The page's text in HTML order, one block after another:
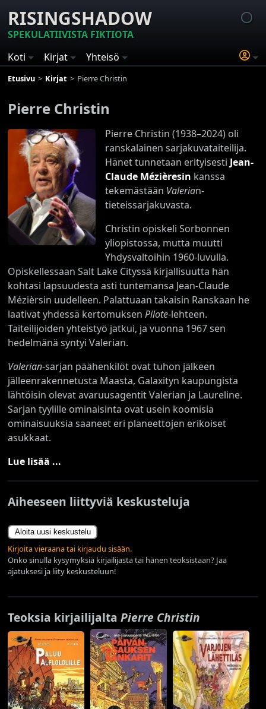
RISINGSHADOW
SPEKULATIIVISTA FIKTIOTA
Koti
Kirjat Yhteisö
Etusivu Kirjat Pierre Christin
Pierre Christin
Pierre Christin (1938–2024) oli
ranskalainen sarjakuvataiteilija.
Hänet tunnetaan erityisesti Jean-
Claude Mézièresin kanssa
tekemästään Valerian-
tieteissarjakuvasta.
Christin opiskeli Sorbonnen
yliopistossa, mutta muutti
Yhdysvaltoihin 1960-luvulla.
Opiskellessaan Salt Lake Cityssä kirjallisuutta hän
kohtasi lapsuudesta asti tuntemansa Jean-Claude
Mézièrsin uudelleen. Palattuaan takaisin Ranskaan he
laativat yhdessä kertomuksenPilote-lehteen.
Taiteilijoiden yhteistyö jatkui, ja vuonna 1967 sen
hedelmänä syntyi Valerian.
Valerian-sarjan päähenkilöt ovat tuhon jälkeen
jälleenrakennetusta Maasta, Galaxityn kaupungista
lähtöisin olevat avaruusagentit Valerian ja Laureline.
Sarjan tyylille ominaisinta ovat usein koomisia
ominaisuuksia saaneet eri planeettojen erikoiset
asukkaat.
Lue lisää ...
Aiheeseen liittyviä keskusteluja
Aloita uusi keskustelu
Kirjoita vieraana tai kirjaudu sisään.
Onko sinulla kysymyksiä kirjailijasta tai hänen teoksistaan? Jaa
ajatuksesi ja liity keskusteluun!
Teoksia kirjailijaltaPierre Christin